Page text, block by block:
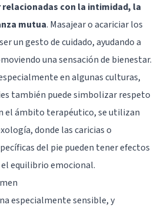
con la intimidad, la
mutua. Masajear o acariciar los
un gesto de cuidado, ayudando a
una sensación de bienestar.
en algunas culturas,
también puede simbolizar respeto
el ámbito terapéutico, se utilizan
donde las caricias o
del pie pueden tener efectos
equilibrio emocional.
especialmente sensible, y